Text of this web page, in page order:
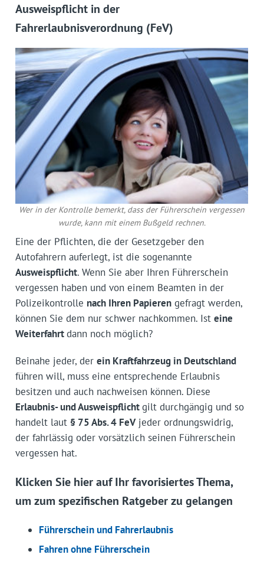
Ausweispflicht in der
Fahrerlaubnisverordnung (FeV)
Wer in der Kontrolle bemerkt, dass der Führerschein vergessen
wurde, kann mit einem Bußgeld rechnen.
Eine der Pflichten, die der Gesetzgeber den
Autofahrern auferlegt, ist die sogenannte
Ausweispflicht. Wenn Sie aber Ihren Führerschein
vergessen haben und von einem Beamten in der
Polizeikontrolle nach Ihren Papierengefragt werden,
können Sie dem nur schwer nachkommen. Ist eine
Weiterfahrtdann noch möglich?
Beinahe jeder, der ein Kraftfahrzeug in Deutschland
führen will, muss eine entsprechende Erlaubnis
besitzen und auch nachweisen können. Diese
Erlaubnis- und Ausweispflichtgilt durchgängig und so
handelt laut § 75 Abs. 4 FeVjeder ordnungswidrig,
der fahrlässig oder vorsätzlich seinen Führerschein
vergessen hat.
Klicken Sie hier auf Ihr favorisiertes Thema,
um zum spezifischen Ratgeber zu gelangen
Führerschein und Fahrerlaubnis
Fahren ohne Führerschein